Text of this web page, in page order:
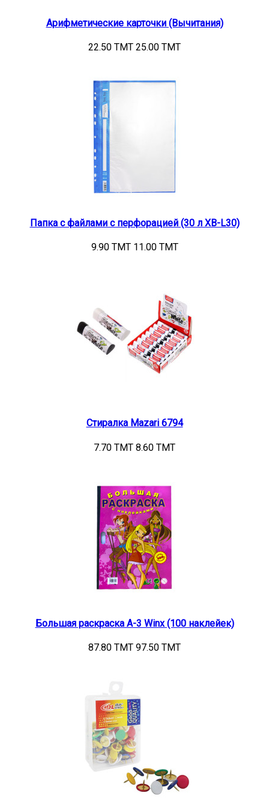
Арифметические карточки (Вычитания)
22.50 TMT 25.00 TMT
Папка с файлами с перфорацией (30 л XB-L30)
9.90 TMT 11.00 TMT
Стиралка Mazari 6794
7.70 TMT 8.60 TMT
Большая раскраска А-3 Winx (100 наклейек)
87.80 TMT 97.50 TMT